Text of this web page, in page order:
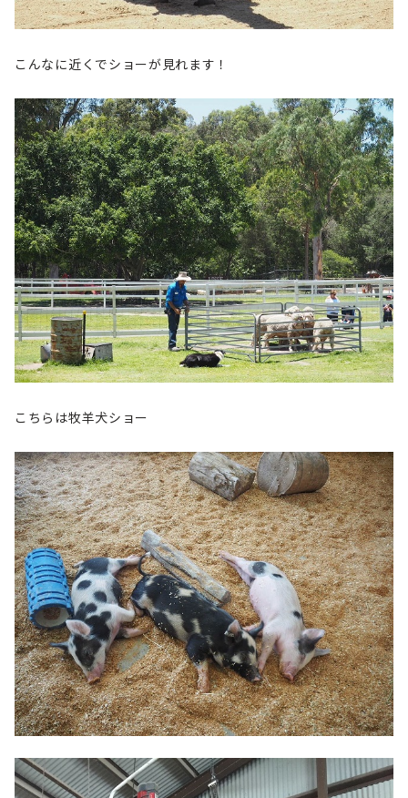
こんなに近くでショーが見れます！
こちらは牧羊犬ショー